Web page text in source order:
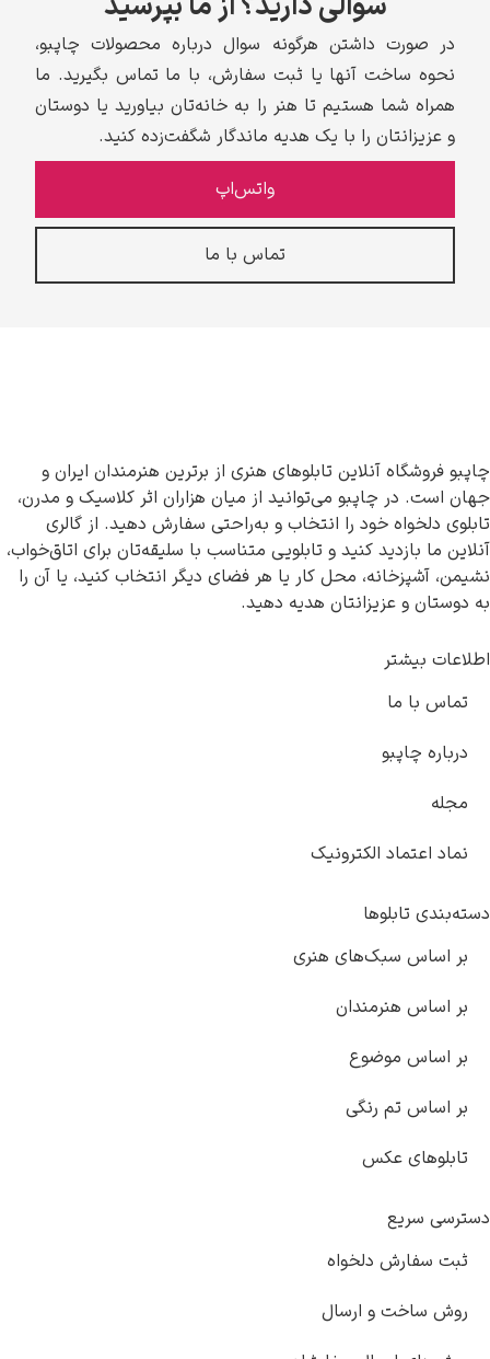
در صورت داشتن هرگونه سوال درباره محصولات چاپبو،
نحوه ساخت آنها یا ثبت سفارش، با ما تماس بگیرید. ما
همراه شما هستیم تا هنر را به خانه‌تان بیاورید یا دوستان
و عزیزانتان را با یک هدیه ماندگار شگفت‌زده کنید.
واتس‌اپ
تماس با ما
چاپبو فروشگاه آنلاین تابلوهای هنری از برترین هنرمندان ایران و
جهان است. در چاپبو می‌توانید از میان هزاران اثر کلاسیک و مدرن،
تابلوی دلخواه خود را انتخاب و به‌راحتی سفارش دهید. از گالری
آنلاین ما بازدید کنید و تابلویی متناسب با سلیقه‌تان برای اتاق‌خواب،
نشیمن، آشپزخانه، محل کار یا هر فضای دیگر انتخاب کنید، یا آن را
به دوستان و عزیزانتان هدیه دهید.
اطلاعات بیشتر
تماس با ما
درباره چاپبو
مجله
نماد اعتماد الکترونیک
دسته‌بندی تابلوها
بر اساس سبک‌های هنری
بر اساس هنرمندان
بر اساس موضوع
بر اساس تم رنگی
تابلوهای عکس
دسترسی سریع
ثبت سفارش دلخواه
روش ساخت و ارسال